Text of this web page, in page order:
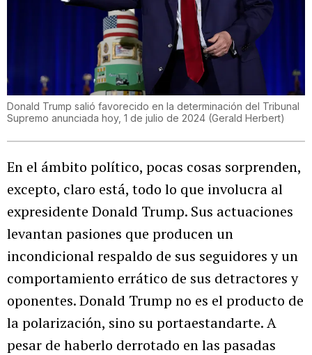
Donald Trump salió favorecido en la determinación del Tribunal
Supremo anunciada hoy, 1 de julio de 2024 (Gerald Herbert)
En el ámbito político, pocas cosas sorprenden,
excepto, claro está, todo lo que involucra al
expresidente Donald Trump. Sus actuaciones
levantan pasiones que producen un
incondicional respaldo de sus seguidores y un
comportamiento errático de sus detractores y
oponentes. Donald Trump no es el producto de
la polarización, sino su portaestandarte. A
pesar de haberlo derrotado en las pasadas